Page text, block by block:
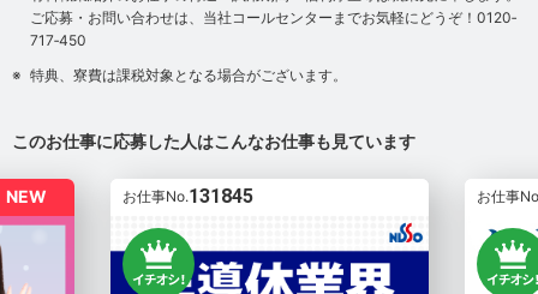
ご応募・お問い合わせは、当社コールセンターまでお気軽にどうぞ！0120‐
717‐450
特典、寮費は課税対象となる場合がございます。
このお仕事に応募した人はこんなお仕事も見ています
NEW お仕事No.131845 お仕事